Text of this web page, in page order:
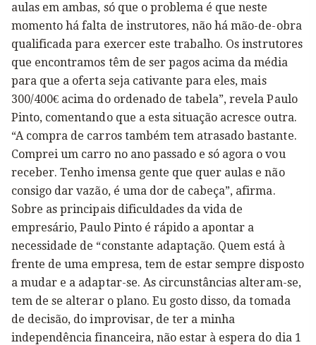
aulas em ambas, só que o problema é que neste
momento há falta de instrutores, não há mão-de-obra
qualificada para exercer este trabalho. Os instrutores
que encontramos têm de ser pagos acima da média
para que a oferta seja cativante para eles, mais
300/400€ acima do ordenado de tabela”, revela Paulo
Pinto, comentando que a esta situação acresce outra.
“A compra de carros também tem atrasado bastante.
Comprei um carro no ano passado e só agora o vou
receber. Tenho imensa gente que quer aulas e não
consigo dar vazão, é uma dor de cabeça”, afirma.
Sobre as principais dificuldades da vida de
empresário, Paulo Pinto é rápido a apontar a
necessidade de “constante adaptação. Quem está à
frente de uma empresa, tem de estar sempre disposto
a mudar e a adaptar-se. As circunstâncias alteram-se,
tem de se alterar o plano. Eu gosto disso, da tomada
de decisão, do improvisar, de ter a minha
independência financeira, não estar à espera do dia 1